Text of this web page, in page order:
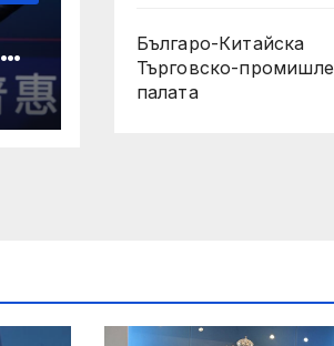
Българо-Китайска
Търговско-
палaта